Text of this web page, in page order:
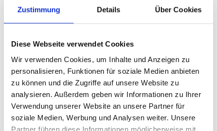
Zustimmung Details Über Cookies
Diese Webseite verwendet Cookies
Wir verwenden Cookies, um Inhalte und Anzeigen zu
personalisieren, Funktionen für soziale Medien anbieten
zu können und die Zugriffe auf unsere Website zu
analysieren. Außerdem geben wir Informationen zu Ihrer
Verwendung unserer Website an unsere Partner für
soziale Medien, Werbung und Analysen weiter. Unsere
Partner führen diese Informationen möglicherweise mit
„Ich bin Sarah und wohne in der Nähe von Hamburg.
da hingekommen, weil ich selbst starke
Neurodermitis hatte. Mein stärkster Schub hat nach
der Geburt von meinem zweiten Sohn angefangen.
Anderthalb Jahre ging es bergauf und bergab mit
meiner Haut – aber immer mehr bergab. Kortison
hat die Symptome teilweise unterdrückt, aber das
ist ja keine Heilung. Erst als ich einen guten